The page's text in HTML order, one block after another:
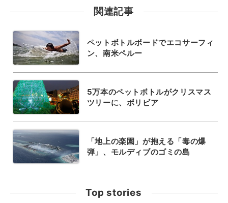
関連記事
ペットボトルボードでエコサーフィ
ン、南米ペルー
5万本のペットボトルがクリスマス
ツリーに、ボリビア
「地上の楽園」が抱える「毒の爆
弾」、モルディブのゴミの島
Top stories